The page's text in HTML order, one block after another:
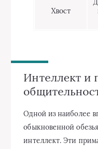
Хвост
Интеллект и
Одной из наиболее
обыкновенной
интеллект. Эти